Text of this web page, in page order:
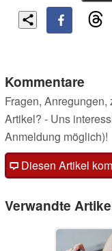
Kommentare
Fragen,
Artikel? - Uns
Anmeldung möglich)!
Diesen Artikel
Verwandte